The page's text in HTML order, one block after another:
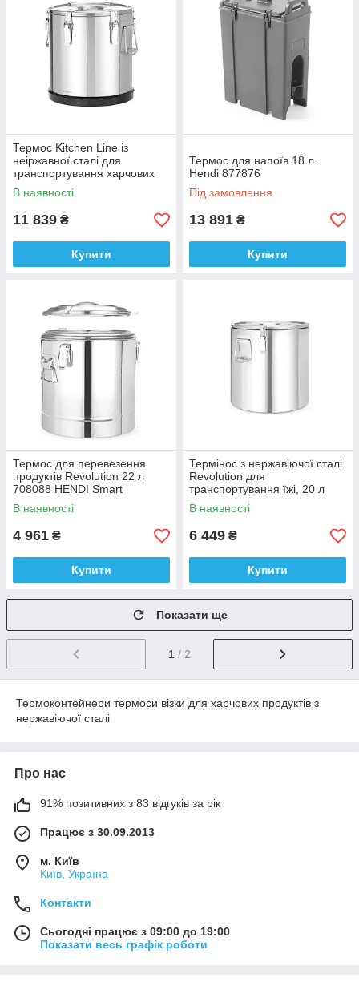
Термос Kitchen Line із
неіржавної сталі для
транспортування харчових
продуктів - 36л
В наявності
11 839 ₴
Купити
Термос для напоїв 18 л.
Hendi 877876
Під замовлення
13 891 ₴
Купити
Термос для перевезення
продуктів Revolution 22 л
708088 HENDI Smart
В наявності
4 961 ₴
Купити
Термінос з нержавіючої сталі
Revolution для
транспортування їжі, 20 л
Код 710296
В наявності
6 449 ₴
Купити
Показати ще
1 / 2
Термоконтейнери термоси візки для харчових продуктів з
нержавіючої сталі
Про нас
91% позитивних з 83 відгуків за рік
Працює з 30.09.2013
м. Київ
Київ, Україна
Контакти
Сьогодні працює з 09:00 до 19:00
Показати весь графік роботи